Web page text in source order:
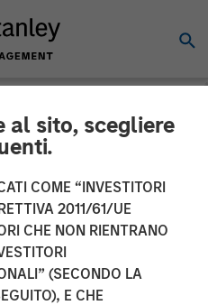
al sito, scegliere
COME “INVESTITORI
2011/61/UE
CHE NON RIENTRANO
(SECONDO LA
E CHE
Partners
of
Corp.